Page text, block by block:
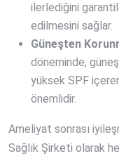
ilerlediğini
edilmesini sağlar.
Güneşten
döneminde,
yüksek SPF
önemlidir.
Ameliyat sonrası
Sağlık Şirketi olarak